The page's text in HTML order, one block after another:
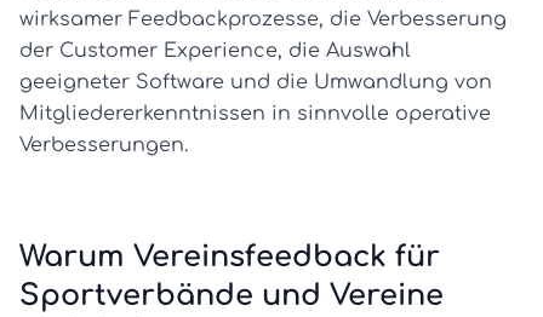
wirksamer Feedbackprozesse, die Verbesserung
der Customer Experience, die Auswahl
geeigneter Software und die Umwandlung von
Mitgliedererkenntnissen in sinnvolle operative
Verbesserungen.
Warum Vereinsfeedback für
Sportverbände und Vereine